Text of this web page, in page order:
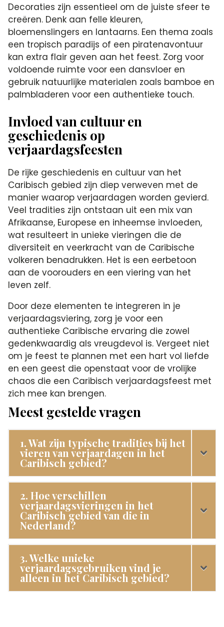
Decoraties zijn essentieel om de juiste sfeer te
creëren.​ Denk aan felle kleuren,
bloemenslingers en lantaarns.​ Een thema zoals
een tropisch paradijs of een piratenavontuur
kan extra flair geven aan het feest.​ Zorg voor
voldoende ruimte voor een dansvloer en
gebruik natuurlijke materialen zoals bamboe en
palmbladeren voor een authentieke touch.​
Invloed van cultuur en
geschiedenis op
verjaardagsfeesten
De rijke geschiedenis en cultuur van het
Caribisch gebied zijn diep verweven met de
manier waarop verjaardagen worden gevierd.​
Veel tradities zijn ontstaan uit een mix van
Afrikaanse, Europese en inheemse invloeden,
wat resulteert in unieke vieringen die de
diversiteit en veerkracht van de Caribische
volkeren benadrukken.​ Het is een eerbetoon
aan de voorouders en een viering van het
leven zelf.​
Door deze elementen te integreren in je
verjaardagsviering, zorg je voor een
authentieke Caribische ervaring die zowel
gedenkwaardig als vreugdevol is.​ Vergeet niet
om je feest te plannen met een hart vol liefde
en een geest die openstaat voor de vrolijke
chaos die een Caribisch verjaardagsfeest met
zich mee kan brengen.​
Meest gestelde vragen
1. Wat zijn typische tradities bij het
vieren van verjaardagen in het
Caribisch gebied?
2. Hoe verschillen
verjaardagsvieringen in het
Caribisch gebied van die in
Nederland?
3. Welke unieke
verjaardagsgebruiken vind je
alleen in het Caribisch gebied?